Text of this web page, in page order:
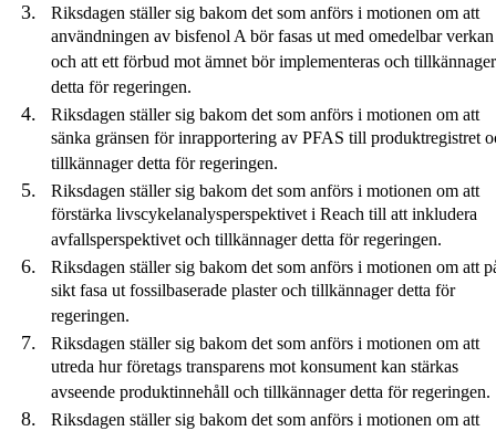
Riksdagen ställer sig bakom det som anförs i motionen om att
användningen av bisfenol A bör fasas ut med omedelbar verkan
och att ett förbud mot ämnet bör implementeras och tillkännager
detta för regeringen.
Riksdagen ställer sig bakom det som anförs i motionen om att
sänka gränsen för inrapportering av PFAS till produktregistret
tillkännager detta för regeringen.
Riksdagen ställer sig bakom det som anförs i motionen om att
förstärka livscykelanalysperspektivet i Reach till att inkludera
avfallsperspektivet och tillkännager detta för regeringen.
Riksdagen ställer sig bakom det som anförs i motionen om att
sikt fasa ut fossilbaserade plaster och tillkännager detta för
regeringen.
Riksdagen ställer sig bakom det som anförs i motionen om att
utreda hur företags transparens mot konsument kan stärkas
avseende produktinnehåll och tillkännager detta för regeringen.
Riksdagen ställer sig bakom det som anförs i motionen om att